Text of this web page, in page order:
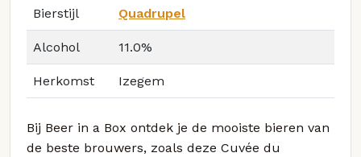
Bierstijl Quadrupel
Alcohol 11.0%
Herkomst Izegem
Bij Beer in a Box ontdek je de mooiste bieren van
de beste brouwers, zoals deze Cuvée du